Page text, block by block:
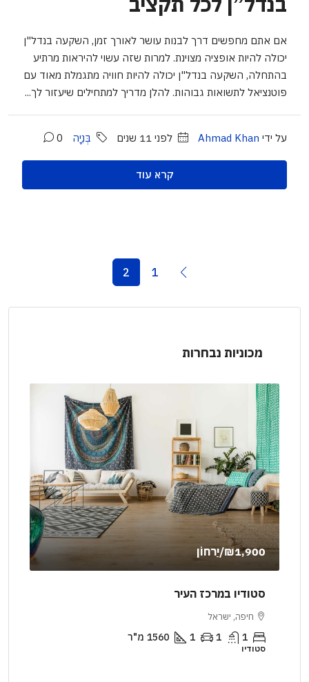
אם אתם מחפשים דרך לבנות עושר לאורך זמן, השקעה בנדל"ן
יכולה להיות אופציה מצוינת. למרות שזה עשוי להיראות מרתיע
בהתחלה, השקעה בנדל"ן יכולה להיות חוויה מתגמלת מאוד עם
פוטנציאל לתשואות גבוהות. להלן מדריך למתחילים שיעזור לך...
על ידי Ahmad Khan לפני 11 שנים בְּנִיָה 0
קרא עוד
1
2
מכוניות נבחרות
₪1,900/יַרחוֹן
סטודיו במרכז העיר
חיפה, ישראל
1
1
1
1560 מ"ר
סטודיו